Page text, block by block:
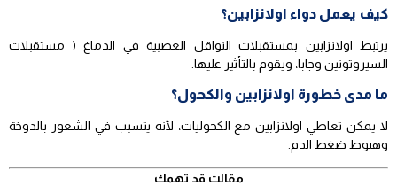
كيف يعمل دواء اولانزابين؟
يرتبط اولانزابين بمستقبلات النواقل العصبية في الدماغ ( مستقبلات
السيروتونين وجابا، ويقوم بالتأثير عليها.
ما مدى خطورة اولانزابين والكحول؟
لا يمكن تعاطي اولانزابين مع الكحوليات، لأنه يتسبب في الشعور بالدوخة
وهبوط ضغط الدم.
مقالت قد تهمك